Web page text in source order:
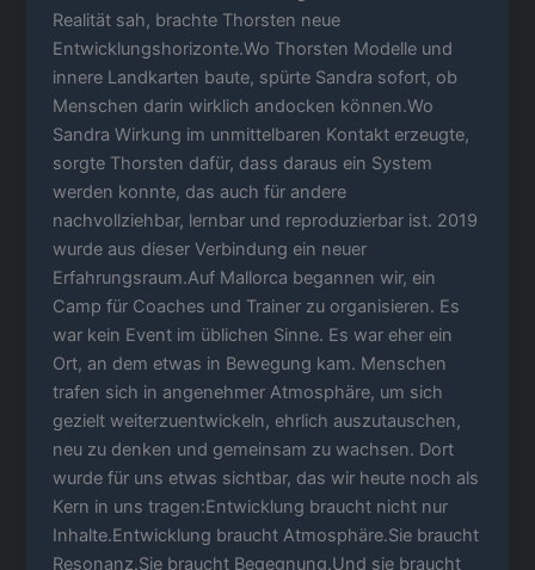
Realität sah, brachte Thorsten neue
Entwicklungshorizonte.Wo Thorsten Modelle und
innere Landkarten baute, spürte Sandra sofort, ob
Menschen darin wirklich andocken können.Wo
Sandra Wirkung im unmittelbaren Kontakt erzeugte,
sorgte Thorsten dafür, dass daraus ein System
werden konnte, das auch für andere
nachvollziehbar, lernbar und reproduzierbar ist. 2019
wurde aus dieser Verbindung ein neuer
Erfahrungsraum.Auf Mallorca begannen wir, ein
Camp für Coaches und Trainer zu organisieren. Es
war kein Event im üblichen Sinne. Es war eher ein
Ort, an dem etwas in Bewegung kam. Menschen
trafen sich in angenehmer Atmosphäre, um sich
gezielt weiterzuentwickeln, ehrlich auszutauschen,
neu zu denken und gemeinsam zu wachsen. Dort
wurde für uns etwas sichtbar, das wir heute noch als
Kern in uns tragen:Entwicklung braucht nicht nur
Inhalte.Entwicklung braucht Atmosphäre.Sie braucht
Resonanz.Sie braucht Begegnung.Und sie braucht